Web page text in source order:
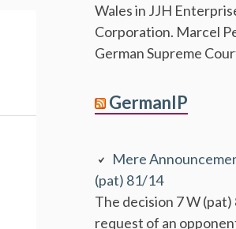
Wales in JJH
Corporation. Marcel
German Supreme
GermanIP
Mere
(pat) 81/14
The decision 7 W
request of an